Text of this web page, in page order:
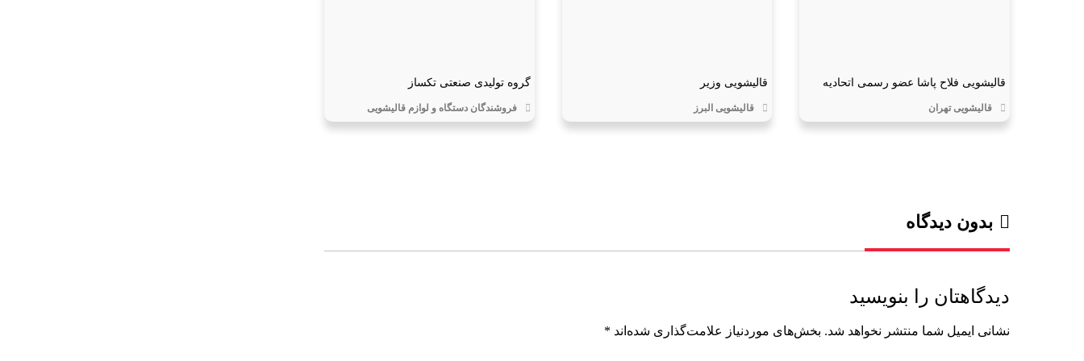
قالیشویی فلاح پاشا عضو رسمی اتحادیه
قالیشویی تهران
قالیشویی وزیر
قالیشویی البرز
گروه تولیدی صنعتی تکساز
فروشندگان دستگاه و لوازم قالیشویی
بدون دیدگاه
دیدگاهتان را بنویسید
نشانی ایمیل شما منتشر نخواهد شد. بخش‌های موردنیاز علامت‌گذاری شده‌اند *